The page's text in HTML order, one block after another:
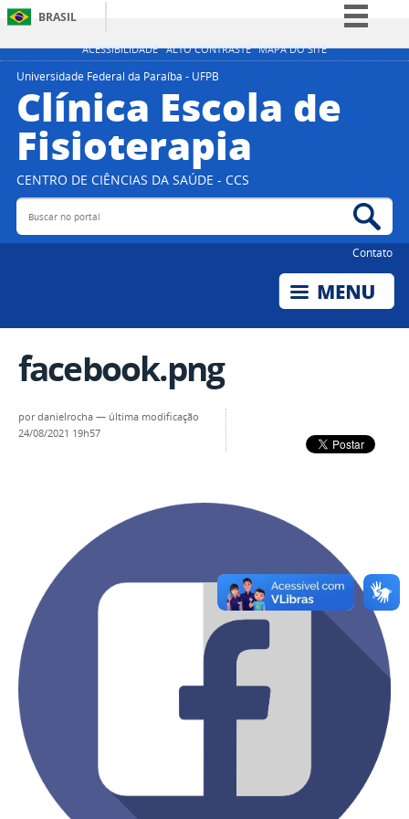
ACESSIBILIDADE ALTO CONTRASTE MAPA DO SITE
BRASIL
Simplifique!
Participe
Universidade Federal da Paraíba - UFPB
Clínica Escola de
Fisioterapia
CENTRO DE CIÊNCIAS DA SAÚDE - CCS
Buscar no portal
Contato
facebook.png
pordanielrocha — última modificação
24/08/2021 19h57